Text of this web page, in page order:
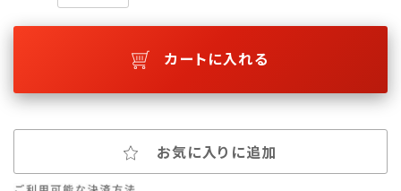
カートに入れる
お気に入りに追加